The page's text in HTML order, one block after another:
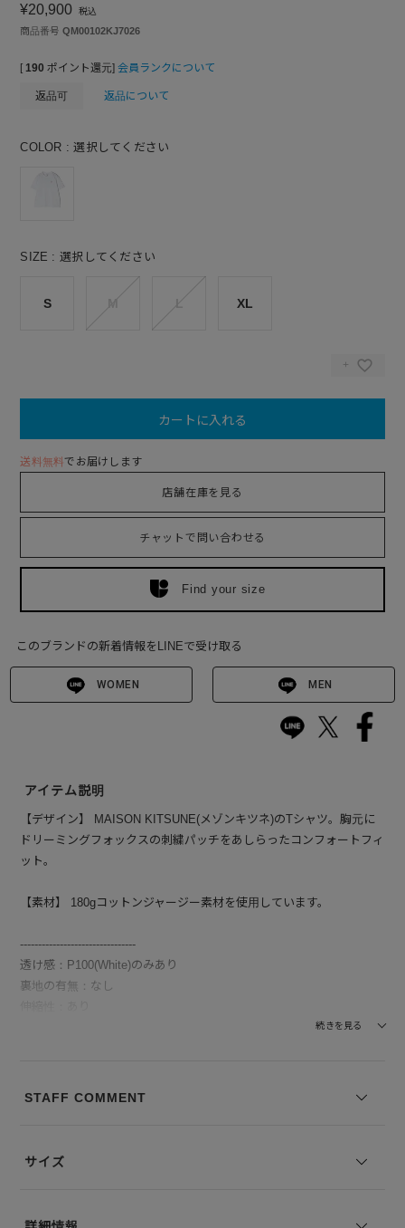
¥20,900 税込
商品番号 QM00102KJ7026
[ 190 ポイント還元] 会員ランクについて
返品可 返品について
COLOR 選択してください
SIZE 選択してください
S XL
カートに入れる
送料無料でお届けします
店舗在庫を見る
チャットで問い合わせる
Find your size
このブランドの新着情報をLINEで受け取る
WOMEN MEN
アイテム説明
【デザイン】 MAISON KITSUNE(メゾンキツネ)のTシャツ。胸元に
ドリーミングフォックスの刺繍パッチをあしらったコンフォートフィ
ット。
【素材】 180gコットンジャージー素材を使用しています。
--------------------------------
透け感：P100(White)のみあり
裏地の有無：なし
続きを見る
STAFF COMMENT
サイズ